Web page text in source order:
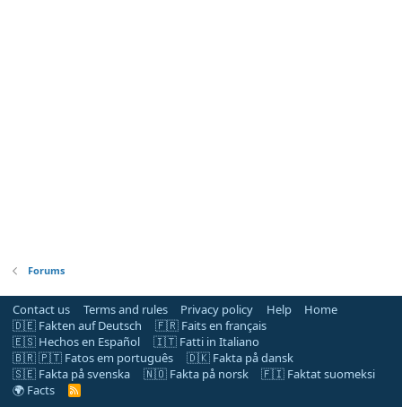
Forums
Contact us Terms and rules Privacy policy Help
Home
🇩🇪 Fakten auf Deutsch
🇫🇷 Faits en français
🇪🇸 Hechos en Español
🇮🇹 Fatti in Italiano
🇧🇷 🇵🇹 Fatos em português
🇩🇰 Fakta på dansk
🇸🇪 Fakta på svenska
🇳🇴 Fakta på norsk
🇫🇮 Faktat suomeksi
🌍 Facts
R